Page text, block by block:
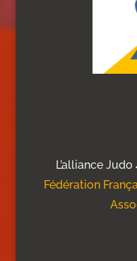
L’alliance
Fédération